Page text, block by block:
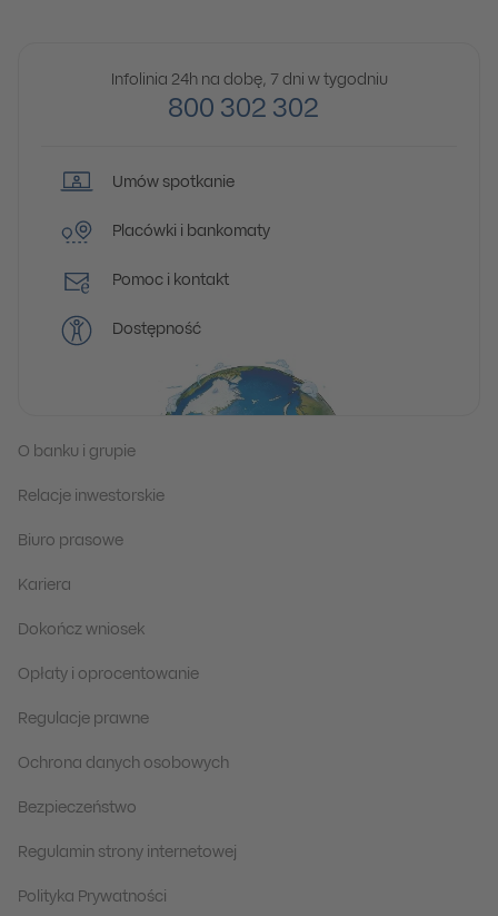
Infolinia 24h na dobę, 7 dni w tygodniu
800 302 302
Umów spotkanie
Placówki i bankomaty
Pomoc i kontakt
Dostępność
O banku i grupie
Relacje inwestorskie
Biuro prasowe
Kariera
Dokończ wniosek
Opłaty i oprocentowanie
Regulacje prawne
Ochrona danych osobowych
Bezpieczeństwo
Regulamin strony internetowej
Polityka Prywatności